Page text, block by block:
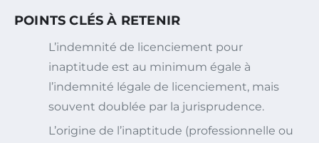
POINTS CLÉS À RETENIR
L’indemnité de licenciement pour
inaptitude est au minimum égale à
l’indemnité légale de licenciement, mais
souvent doublée par la jurisprudence.
L’origine de l’inaptitude (professionnelle ou